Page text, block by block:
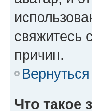
свяжитесь
причин.
Что такое